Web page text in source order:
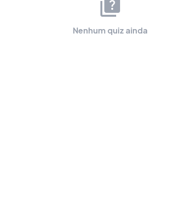
quiz
Nenhum quiz ainda